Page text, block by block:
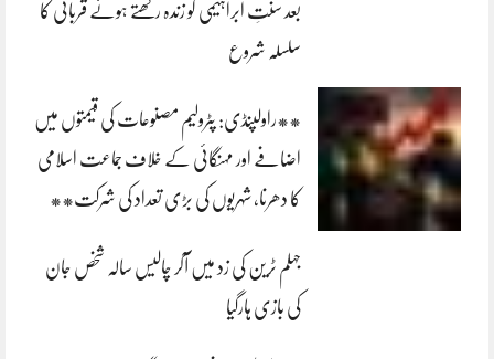
بعد سنتِ ابراہیمی کو زندہ رکھتے ہوئے قربانی کا
سلسلہ شروع
**راولپنڈی: پٹرولیم مصنوعات کی قیمتوں میں
اضافے اور مہنگائی کے خلاف جماعت اسلامی
کا دھرنا، شہریوں کی بڑی تعداد کی شرکت**
جہلم ٹرین کی زد میں آکر چالیس سالہ شخص جان
کی بازی ہارگیا